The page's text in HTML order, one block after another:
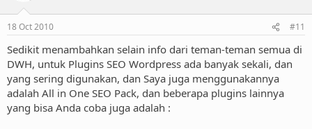
18 Oct 2010 #11
Sedikit menambahkan selain info dari teman-teman semua di
DWH, untuk Plugins SEO Wordpress ada banyak sekali, dan
yang sering digunakan, dan Saya juga menggunakannya
adalah All in One SEO Pack, dan beberapa plugins lainnya
yang bisa Anda coba juga adalah :